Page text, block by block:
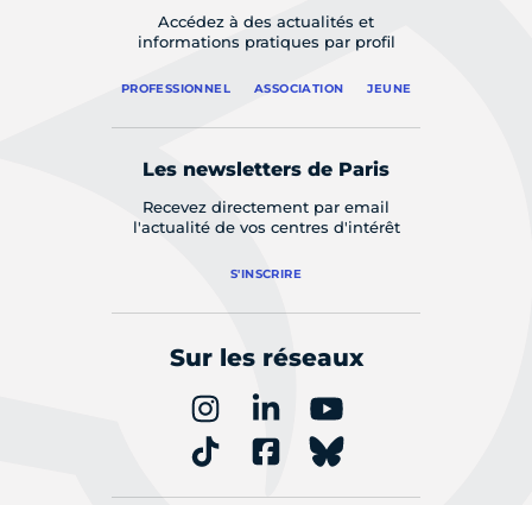
Accédez à des actualités et
informations pratiques par profil
PROFESSIONNEL ASSOCIATION JEUNE
Les newsletters de Paris
Recevez directement par email
l'actualité de vos centres d'intérêt
S'INSCRIRE
Sur les réseaux